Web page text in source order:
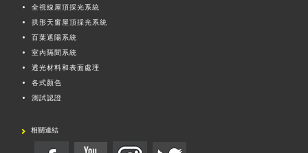
全視線屋頂採光系統
拱形天窗屋頂採光系統
百葉遮陽系統
室內隔間系統
透光材料和表面處理
各式顏色
測試認證
相關連結